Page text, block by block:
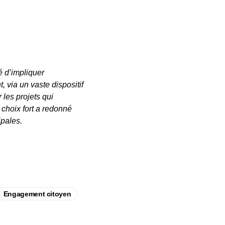
d’impliquer
via un vaste dispositif
les projets qui
fort a redonné
Engagement citoyen